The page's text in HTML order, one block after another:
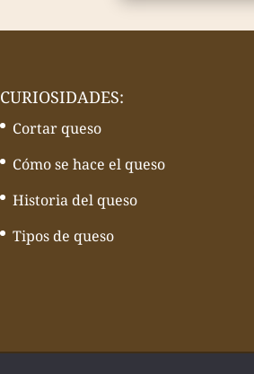
CURIOSIDADES:
Cortar queso
Cómo se hace el queso
Historia del queso
Tipos de queso